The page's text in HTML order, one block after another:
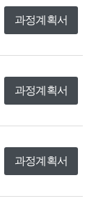
과정계획서
과정계획서
과정계획서